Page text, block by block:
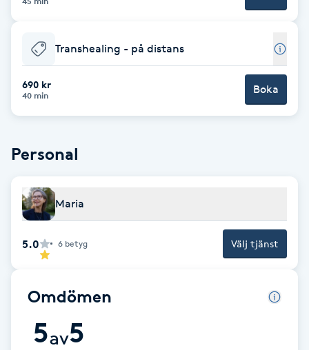
D
Damklippning
Dermapen
E
Extensions
Extensions borttagning
Eyeliner-tatuering
Transhealing - på distans
690 kr
40 min Boka
Personal
Maria
5.0 6 betyg Välj tjänst
Omdömen
5av5